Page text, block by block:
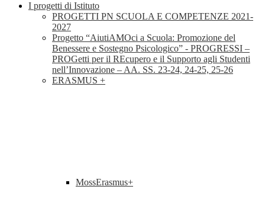
I progetti di Istituto
PROGETTI PN SCUOLA E COMPETENZE 2021-
2027
Progetto “AiutiAMOci a Scuola: Promozione del
Benessere e Sostegno Psicologico” - PROGRESSI –
PROGetti per il REcupero e il Supporto agli Studenti
nell’Innovazione – AA. SS. 23-24, 24-25, 25-26
ERASMUS +
MossErasmus+